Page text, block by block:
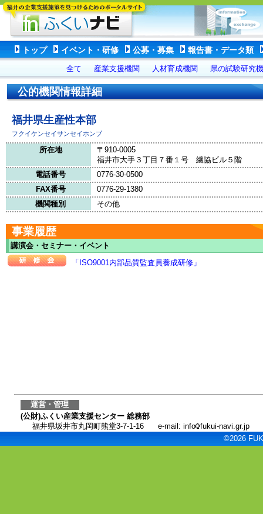
トップ イベント・研修 公募・募集 報告書・データ類
全て 産業支援機関 人材育成機関 県の試験研究
公的機関情報詳細
福井県生産性本部
フクイケンセイサンセイホンブ
所在地
〒910-0005
福井市大手３丁目７番１号 繊協ビル５階
電話番号
0776-30-0500
FAX番号
0776-29-1380
機関種別
その他
事業履歴
講演会・セミナー・イベント
「ISO9001内部品質監査員養成研修」
運営・管理
(公財)ふくい産業支援センター 総務部
福井県坂井市丸岡町熊堂3-7-1-16
e-mail: info fukui-navi.gr.jp
©2026